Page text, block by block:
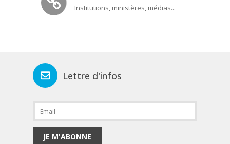
Institutions, ministères, médias...
Lettre d'infos
JE M'ABONNE